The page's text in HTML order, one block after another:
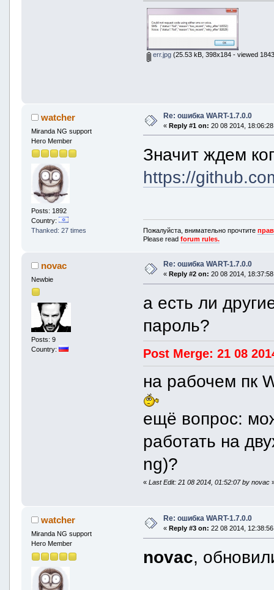
err.jpg(25.53 kB, 398x184 - viewed
watcher
Miranda NG support
Hero Member
Posts: 1892
Country:
Thanked: 27 times
Re: ошибка WART-1.7.0.0
« Reply #1 on: 20 08 2014,
Значит ждем
https://
Пожалуйста, внимательно прочтите
Please readforum rules.
novac
Newbie
Posts: 9
Country:
Re: ошибка WART-1.7.0.0
« Reply #2 on: 20 08 2014,
а есть ли
пароль?
Post Merge: 21 08
на рабочем пк
ещё вопрос:
работать на
ng)?
«Last Edit: 21 08 2014, 01:52:07 by novac
watcher
Miranda NG support
Hero Member
Re: ошибка WART-1.7.0.0
« Reply #3 on: 22 08 2014,
novac,